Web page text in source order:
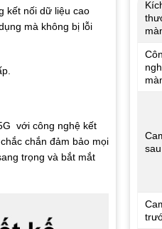
kết nối dữ liệu cao
mà không bị lỗi
với công nghệ kết
chắn đảm bảo mọi
trọng và bắt mắt
sau